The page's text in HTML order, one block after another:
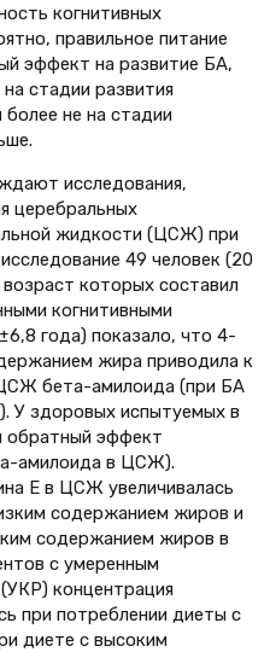
когнитивных
правильное питание
эффект на развитие БА,
стадии развития
не на стадии
исследования,
церебральных
жидкости (ЦСЖ) при
49 человек (20
которых составил
когнитивными
года) показало, что 4-
жира приводила к
бета-амилоида (при БА
У здоровых испытуемых в
обратный эффект
амилоида в ЦСЖ).
Е в ЦСЖ увеличивалась
содержанием жиров и
содержанием жиров в
с умеренным
концентрация
при потреблении диеты с
диете с высоким